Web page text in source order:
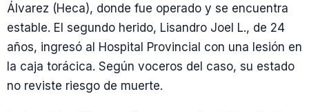
Álvarez (Heca), donde fue operado y se encuentra
estable. El segundo herido, Lisandro Joel L., de 24
años, ingresó al Hospital Provincial con una lesión en
la caja torácica. Según voceros del caso, su estado
no reviste riesgo de muerte.